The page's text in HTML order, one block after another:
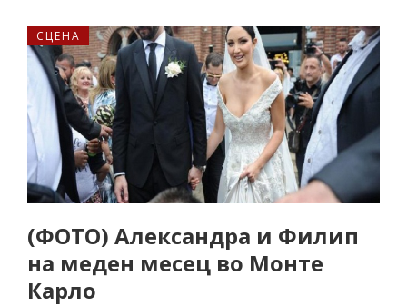
СЦЕНА
(ФОТО) Александра и Филип
на меден месец во Монте
Карло